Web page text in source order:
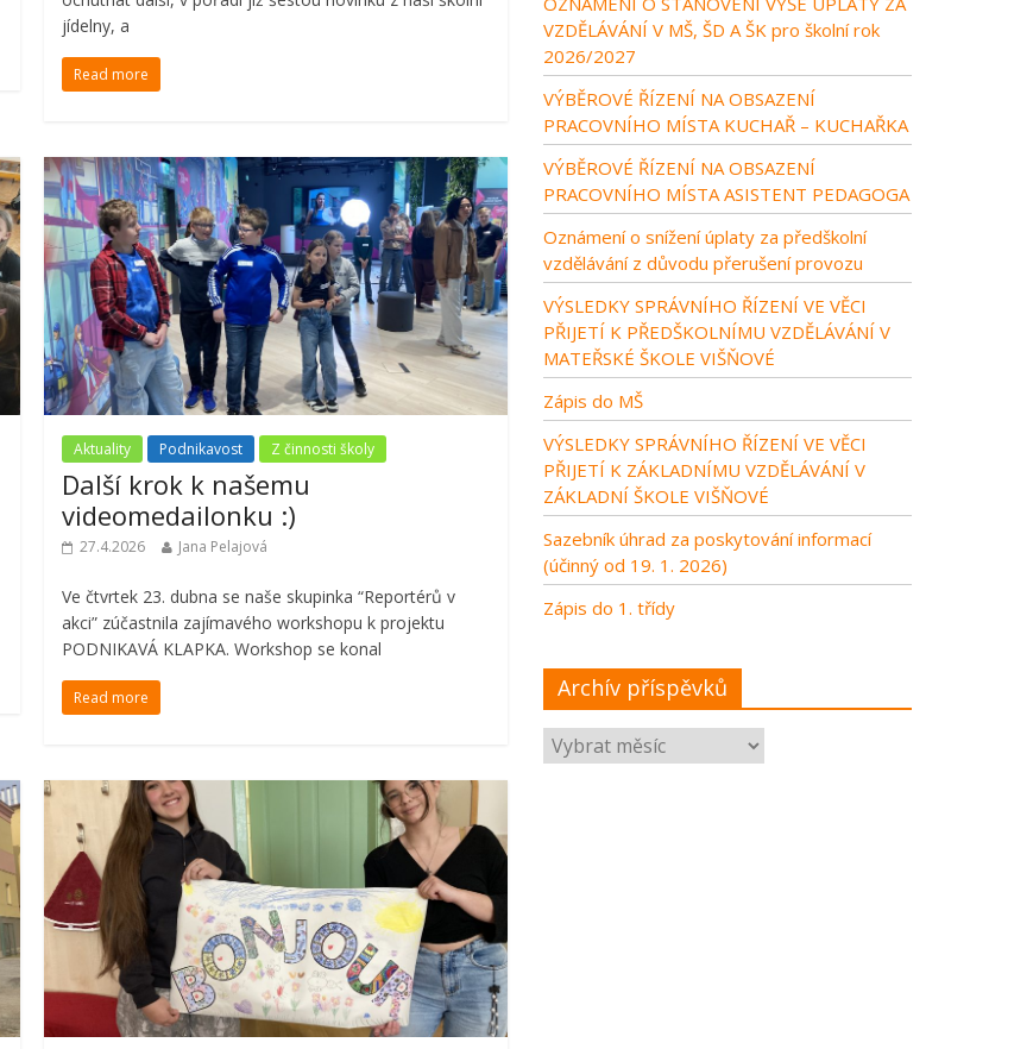
jídelny, a
Read more
Aktuality Podnikavost Z činnosti školy
Další krok k našemu
videomedailonku :)
27.4.2026 Jana Pelajová
Ve čtvrtek 23. dubna se naše skupinka “Reportérů v
akci” zúčastnila zajímavého workshopu k projektu
PODNIKAVÁ KLAPKA. Workshop se konal
Read more
VZDĚLÁVÁNÍ V MŠ, ŠD A ŠK pro školní rok
2026/2027
VÝBĚROVÉ ŘÍZENÍ NA OBSAZENÍ
PRACOVNÍHO MÍSTA KUCHAŘ – KUCHAŘKA
VÝBĚROVÉ ŘÍZENÍ NA OBSAZENÍ
PRACOVNÍHO MÍSTA ASISTENT PEDAGOGA
Oznámení o snížení úplaty za předškolní
vzdělávání z důvodu přerušení provozu
VÝSLEDKY SPRÁVNÍHO ŘÍZENÍ VE VĚCI
PŘIJETÍ K PŘEDŠKOLNÍMU VZDĚLÁVÁNÍ V
MATEŘSKÉ ŠKOLE VIŠŇOVÉ
Zápis do MŠ
VÝSLEDKY SPRÁVNÍHO ŘÍZENÍ VE VĚCI
PŘIJETÍ K ZÁKLADNÍMU VZDĚLÁVÁNÍ V
ZÁKLADNÍ ŠKOLE VIŠŇOVÉ
Sazebník úhrad za poskytování informací
(účinný od 19. 1. 2026)
Zápis do 1. třídy
Archív příspěvků